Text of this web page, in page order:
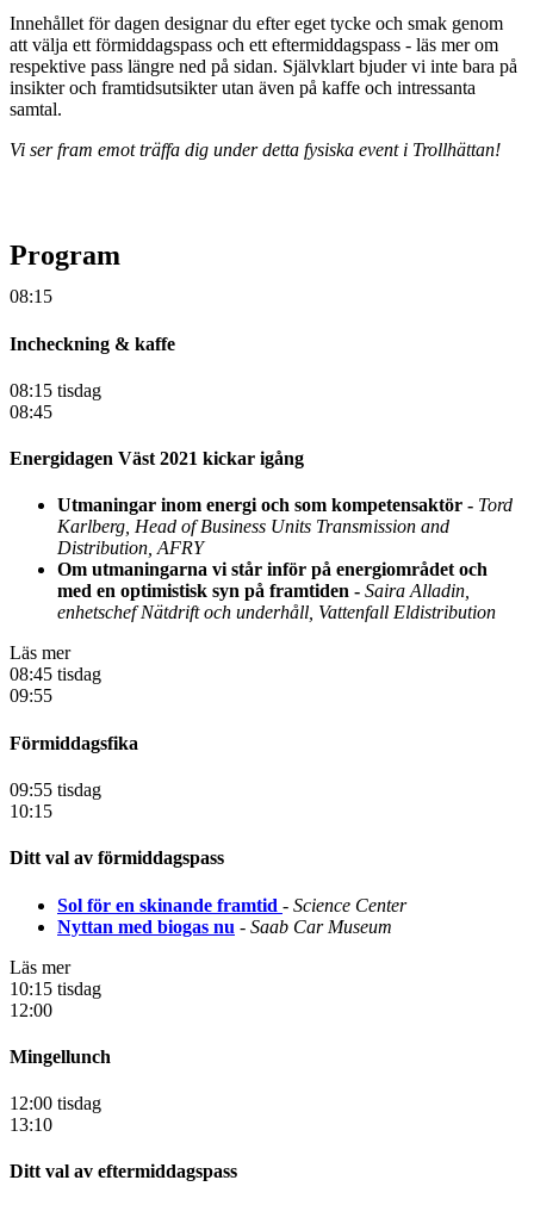
Innehållet för dagen designar du efter eget tycke och smak genom
att välja ett förmiddagspass och ett eftermiddagspass - läs mer om
respektive pass längre ned på sidan. Självklart bjuder vi inte bara på
insikter och framtidsutsikter utan även på kaffe och intressanta
samtal.
Vi ser fram emot träffa dig under detta fysiska event i Trollhättan!
Program
08:15
Incheckning & kaffe
08:15 tisdag
08:45
Energidagen Väst 2021 kickar igång
Utmaningar inom energi och som kompetensaktör - Tord
Karlberg, Head of Business Units Transmission and
Distribution, AFRY
Om utmaningarna vi står inför på energiområdet och
med en optimistisk syn på framtiden - Saira Alladin,
enhetschef Nätdrift och underhåll, Vattenfall Eldistribution
Läs mer
08:45 tisdag
09:55
Förmiddagsfika
09:55 tisdag
10:15
Ditt val av förmiddagspass
Sol för en skinande framtid - Science Center
Nyttan med biogas nu - Saab Car Museum
Läs mer
10:15 tisdag
12:00
Mingellunch
12:00 tisdag
13:10
Ditt val av eftermiddagspass